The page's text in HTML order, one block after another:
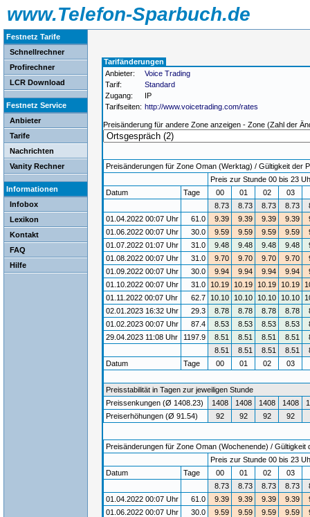
www.Telefon-Sparbuch.de
Festnetz Tarife
Schnellrechner
Profirechner
LCR Download
Festnetz Service
Anbieter
Tarife
Nachrichten
Vanity Rechner
Informationen
Infobox
Lexikon
Kontakt
FAQ
Hilfe
Tarifänderungen
Anbieter:
Voice Trading
Tarif:
Standard
Zugang:
IP
Tarifseiten: http://www.voicetrading.com/rates
Preisänderung für andere Zone anzeigen - Zone (Zahl der
Preisänderungen für Zone Oman (Werktag) / Gültigkeit der
Preis zur Stunde 00 bis 23
Datum
Tage 00 01 02 03
8.73
8.73 8.73 8.73
01.04.2022 00:07 Uhr
61.0 9.39 9.39 9.39 9.39
01.06.2022 00:07 Uhr
30.0 9.59 9.59 9.59 9.59
01.07.2022 01:07 Uhr
31.0 9.48 9.48 9.48 9.48
01.08.2022 00:07 Uhr
31.0 9.70 9.70 9.70 9.70
01.09.2022 00:07 Uhr
30.0 9.94 9.94 9.94 9.94
01.10.2022 00:07 Uhr
31.0 10.19 10.19 10.19 10.19
01.11.2022 00:07 Uhr
62.7 10.10 10.10 10.10 10.10
02.01.2023 16:32 Uhr
29.3 8.78 8.78 8.78 8.78
01.02.2023 00:07 Uhr
87.4 8.53 8.53 8.53 8.53
29.04.2023 11:08 Uhr
1197.9 8.51 8.51 8.51 8.51
8.51
8.51 8.51 8.51
Datum
Tage 00 01 02 03
Preisstabilität in Tagen zur jeweiligen Stunde
Preissenkungen (Ø 1408.23)
1408 1408 1408 1408
Preiserhöhungen (Ø 91.54)
92 92 92 92
Preisänderungen für Zone Oman (Wochenende) / Gültigkeit
Preis zur Stunde 00 bis 23
Datum
Tage 00 01 02 03
8.73
8.73 8.73 8.73
01.04.2022 00:07 Uhr
61.0 9.39 9.39 9.39 9.39
01.06.2022 00:07 Uhr
30.0 9.59 9.59 9.59 9.59